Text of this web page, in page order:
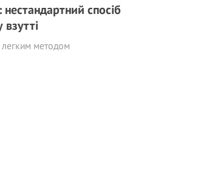
спосіб
методом